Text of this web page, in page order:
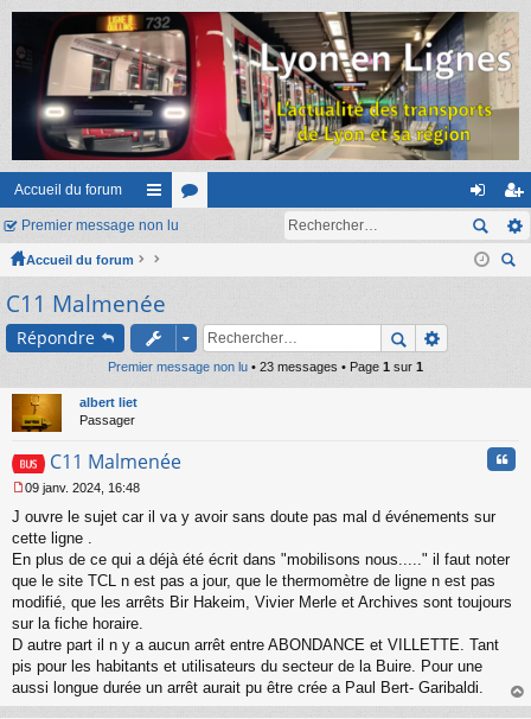
Accueil du forum
ac
co
ur
ci
s
on
ne
ns
cri
Premier message non lu
Accueil du forum
C11 Malmenée
Répondre
Premier message non lu • 23 messages • Page 1 sur 1
albert liet
Passager
C11 Malmenée
e
s
s
g
e
n
o
n
u
09 janv. 2024, 16:48
J ouvre le sujet car il va y avoir sans doute pas mal d événements sur
cette ligne .
En plus de ce qui a déjà été écrit dans "mobilisons nous....." il faut noter
que le site TCL n est pas a jour, que le thermomètre de ligne n est pas
modifié, que les arrêts Bir Hakeim, Vivier Merle et Archives sont toujours
sur la fiche horaire.
D autre part il n y a aucun arrêt entre ABONDANCE et VILLETTE. Tant
pis pour les habitants et utilisateurs du secteur de la Buire. Pour une
aussi longue durée un arrêt aurait pu être crée a Paul Bert- Garibaldi.
au